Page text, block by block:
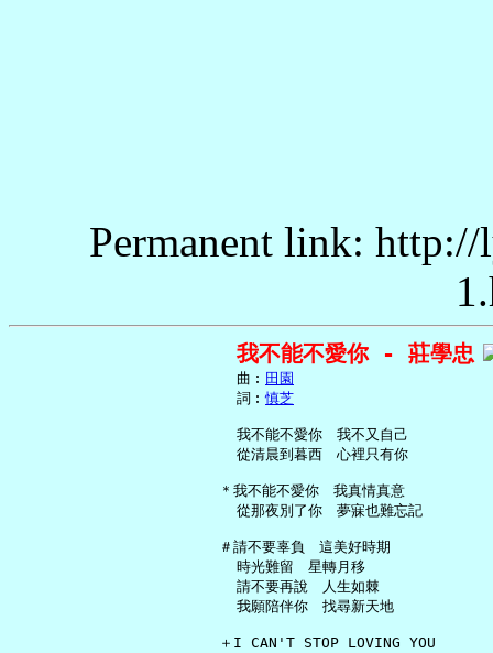
Permanent link:
我不能不愛你 - 莊學忠
     曲︰
田園
     詞︰
慎芝
     我不能不愛你　我不又自己
     從清晨到暮西　心裡只有你
   ＊我不能不愛你　我真情真意
     從那夜別了你　夢寐也難忘記
   ＃請不要辜負　這美好時期
     時光難留　星轉月移
     請不要再說　人生如棘
     我願陪伴你　找尋新天地
   ＋I CAN'T STOP LOVING YOU